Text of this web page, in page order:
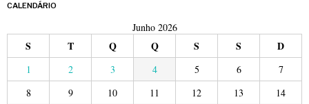
CALENDÁRIO
Junho 2026
S T Q Q S S D
1 2 3 4 5 6
7
8
9 10 11 12 13
14